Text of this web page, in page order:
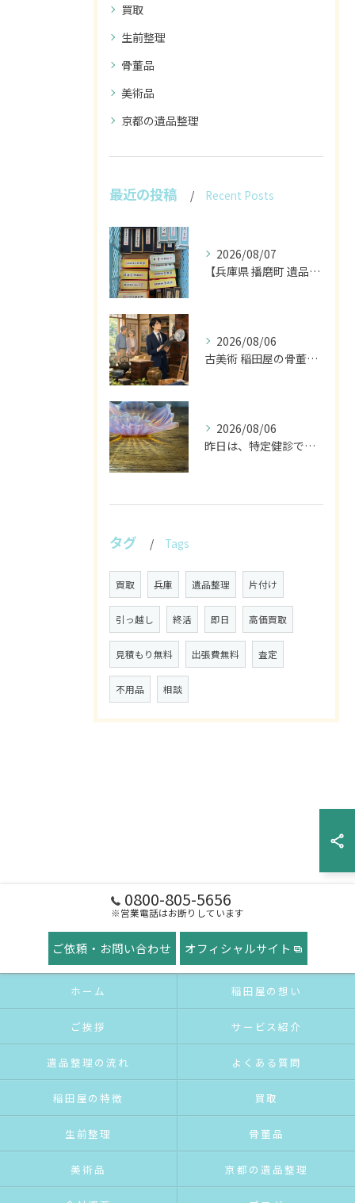
買取
生前整理
骨董品
美術品
京都の遺品整理
最近の投稿 Recent Posts
2026/08/07
【兵庫県 播磨町 遺品整理 買取 書道具 墨】
2026/08/06
古美術 稲田屋の骨董家具と遺品整理の目利き
2026/08/06
昨日は、特定健診でした。
タグ Tags
買取 兵庫 遺品整理 片付け
引っ越し 終活 即日 高価買取
見積もり無料 出張費無料 査定
不用品 相談
0800-805-5656
※営業電話はお断りしています
ご依頼・お問い合わせ オフィシャルサイト
ホーム 稲田屋の想い
ご挨拶 サービス紹介
遺品整理の流れ よくある質問
稲田屋の特徴 買取
生前整理 骨董品
美術品 京都の遺品整理